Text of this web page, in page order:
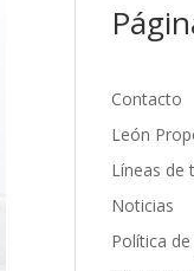
Contacto
León
Líneas de
Noticias
Política